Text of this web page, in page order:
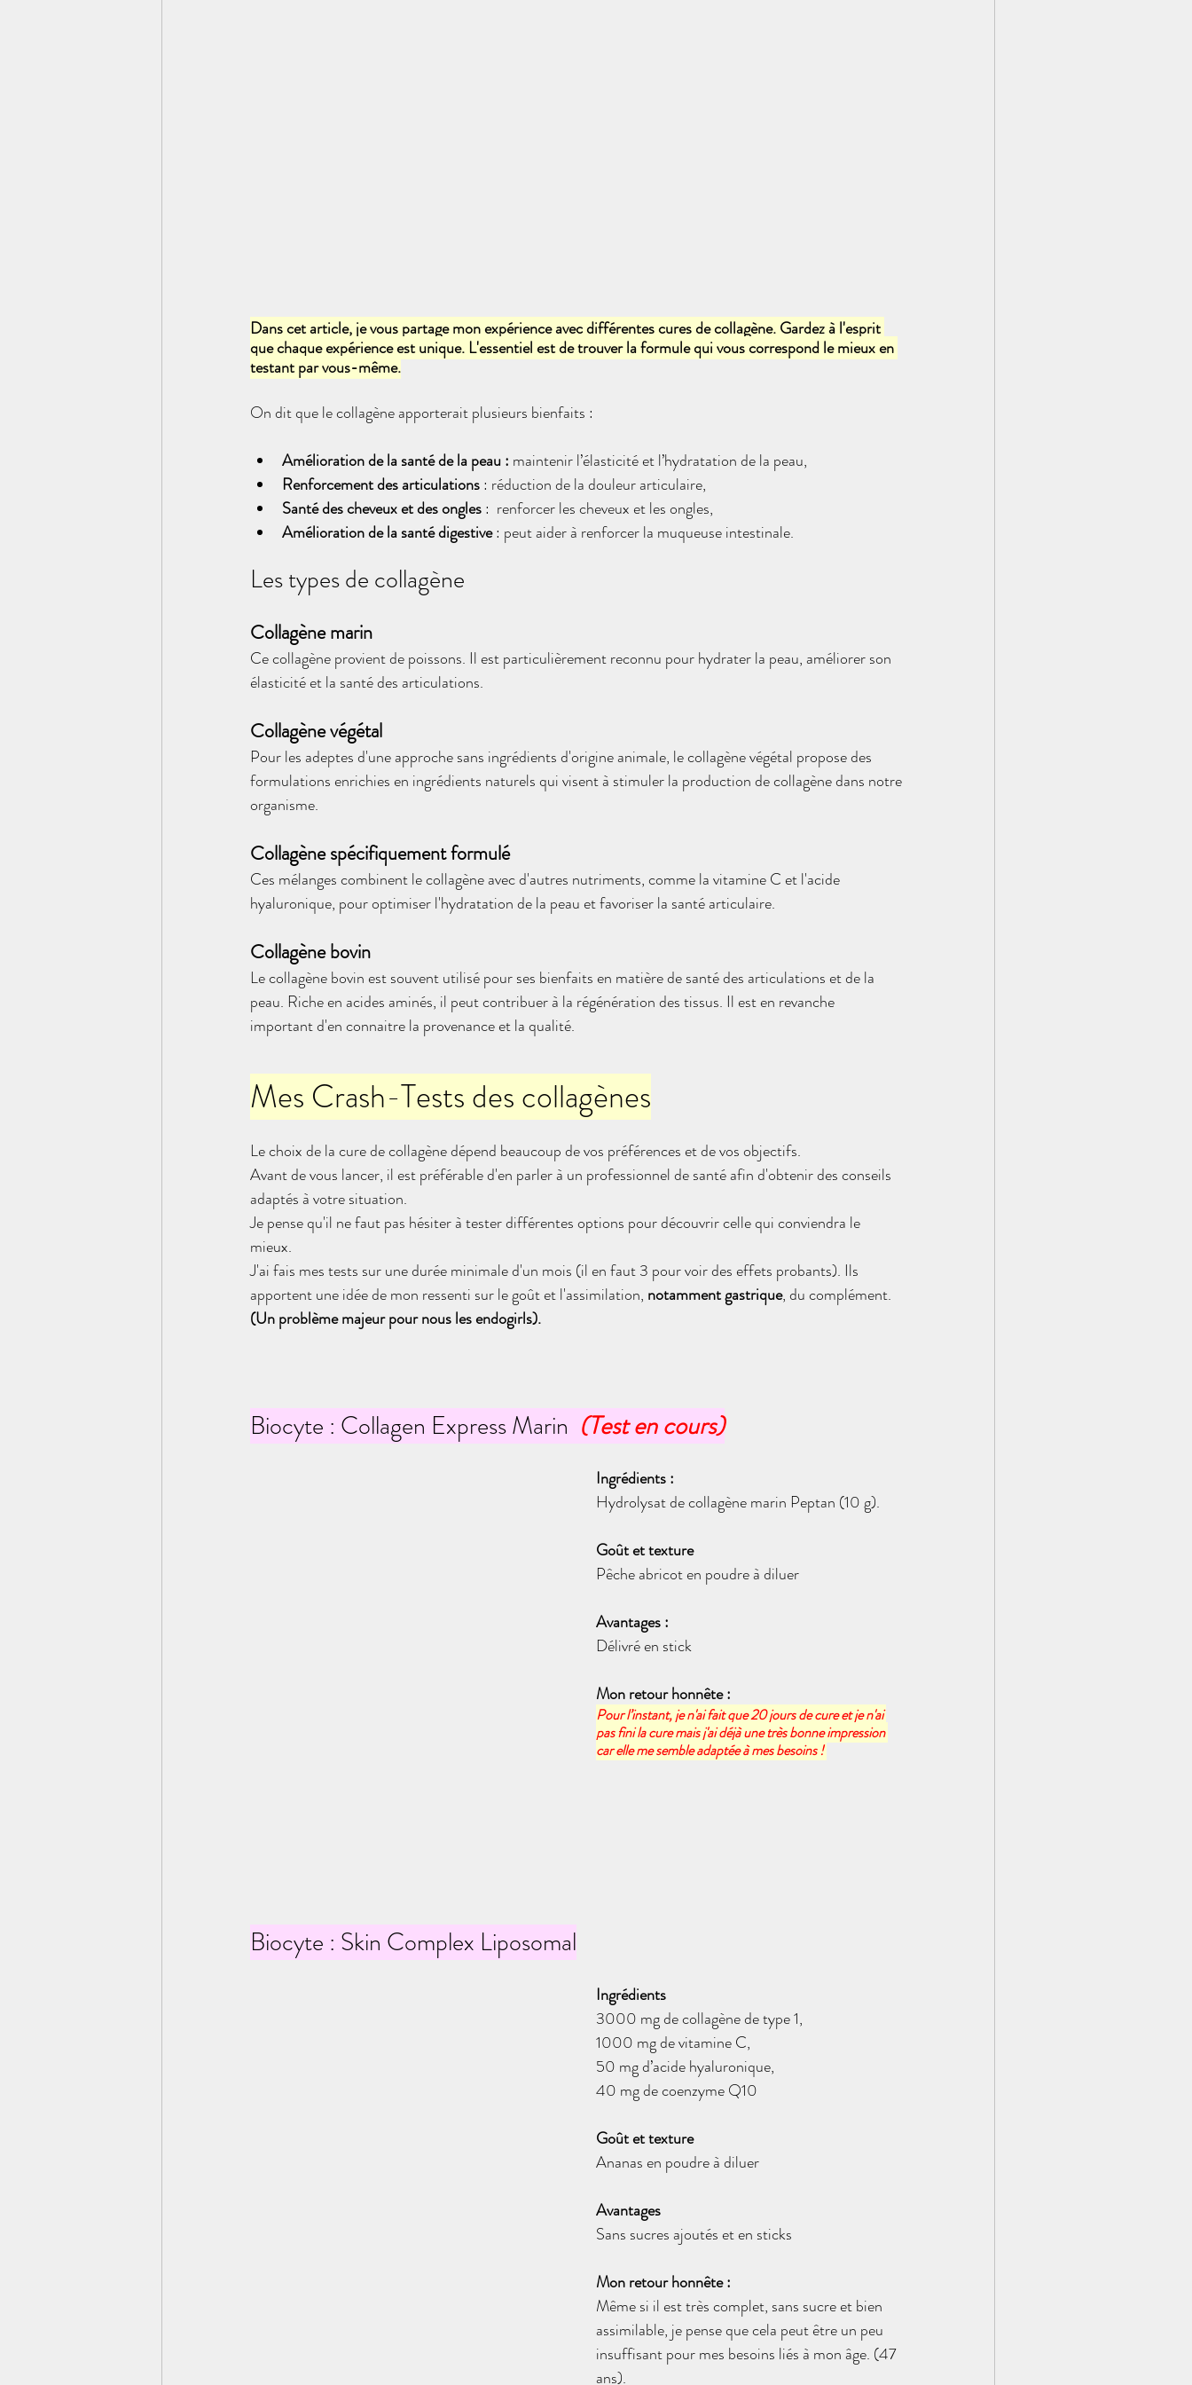
Dans cet article, je vous partage mon expérience avec différentes cures de collagène. Gardez à l'esprit
que chaque expérience est unique. L'essentiel est de trouver la formule qui vous correspond le mieux en
testant par vous-même.
On dit que le collagène apporterait plusieurs bienfaits :
Amélioration de la santé de la peau : maintenir l’élasticité et l’hydratation de la peau,
Renforcement des articulations : réduction de la douleur articulaire,
Santé des cheveux et des ongles :  renforcer les cheveux et les ongles,
Amélioration de la santé digestive : peut aider à renforcer la muqueuse intestinale.
Les types de collagène
Collagène marin
Ce collagène provient de poissons. Il est particulièrement reconnu pour hydrater la peau, améliorer son
élasticité et la santé des articulations.
Collagène végétal
Pour les adeptes d'une approche sans ingrédients d'origine animale, le collagène végétal propose des
formulations enrichies en ingrédients naturels qui visent à stimuler la production de collagène dans notre
organisme.
Collagène spécifiquement formulé
Ces mélanges combinent le collagène avec d'autres nutriments, comme la vitamine C et l'acide
hyaluronique, pour optimiser l'hydratation de la peau et favoriser la santé articulaire.
Collagène bovin
Le collagène bovin est souvent utilisé pour ses bienfaits en matière de santé des articulations et de la
peau. Riche en acides aminés, il peut contribuer à la régénération des tissus. Il est en revanche
important d'en connaitre la provenance et la qualité.
Mes Crash-Tests des collagènes
Le choix de la cure de collagène dépend beaucoup de vos préférences et de vos objectifs.
Avant de vous lancer, il est préférable d'en parler à un professionnel de santé afin d'obtenir des conseils
adaptés à votre situation.
Je pense qu'il ne faut pas hésiter à tester différentes options pour découvrir celle qui conviendra le
mieux.
J'ai fais mes tests sur une durée minimale d'un mois (il en faut 3 pour voir des effets probants). Ils
apportent une idée de mon ressenti sur le goût et l'assimilation, notamment gastrique, du complément.
(Un problème majeur pour nous les endogirls).
Biocyte : Collagen Express Marin (Test en cours)
Ingrédients :
Hydrolysat de collagène marin Peptan (10 g).
Goût et texture
Pêche abricot en poudre à diluer
Avantages :
Délivré en stick
Mon retour honnête :
Pour l’instant, je n'ai fait que 20 jours de cure et je n'ai
pas fini la cure mais j'ai déjà une très bonne impression
car elle me semble adaptée à mes besoins !
Biocyte : Skin Complex Liposomal
Ingrédients
3000 mg de collagène de type 1,
1000 mg de vitamine C,
50 mg d’acide hyaluronique,
40 mg de coenzyme Q10
Goût et texture
Ananas en poudre à diluer
Avantages
Sans sucres ajoutés et en sticks
Mon retour honnête :
Même si il est très complet, sans sucre et bien
assimilable, je pense que cela peut être un peu
insuffisant pour mes besoins liés à mon âge. (47
ans).